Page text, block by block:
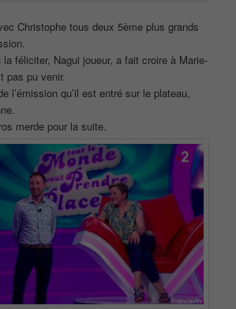
Christophe tous deux 5ème plus grands
féliciter, Nagui joueur, a fait croire à Marie-
pas pu venir.
l’émission qu’il est entré sur le plateau,
merde pour la suite.